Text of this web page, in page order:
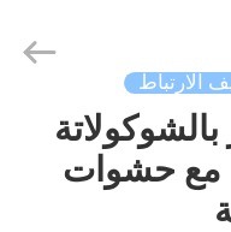
الارتباط
مع حشوات